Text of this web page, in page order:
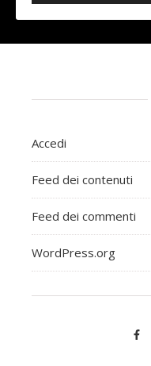
Accedi
Feed dei contenuti
Feed dei commenti
WordPress.org